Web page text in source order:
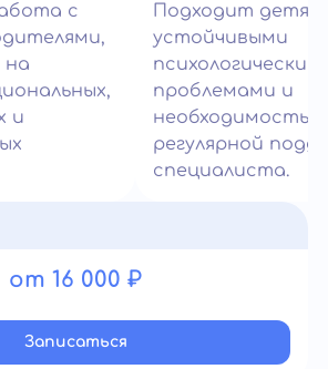
с
на
и
Подходит детям
устойчивыми
проблемами и
необходимостью
регулярной
специалиста.
от 16 000 ₽
Записатьcя